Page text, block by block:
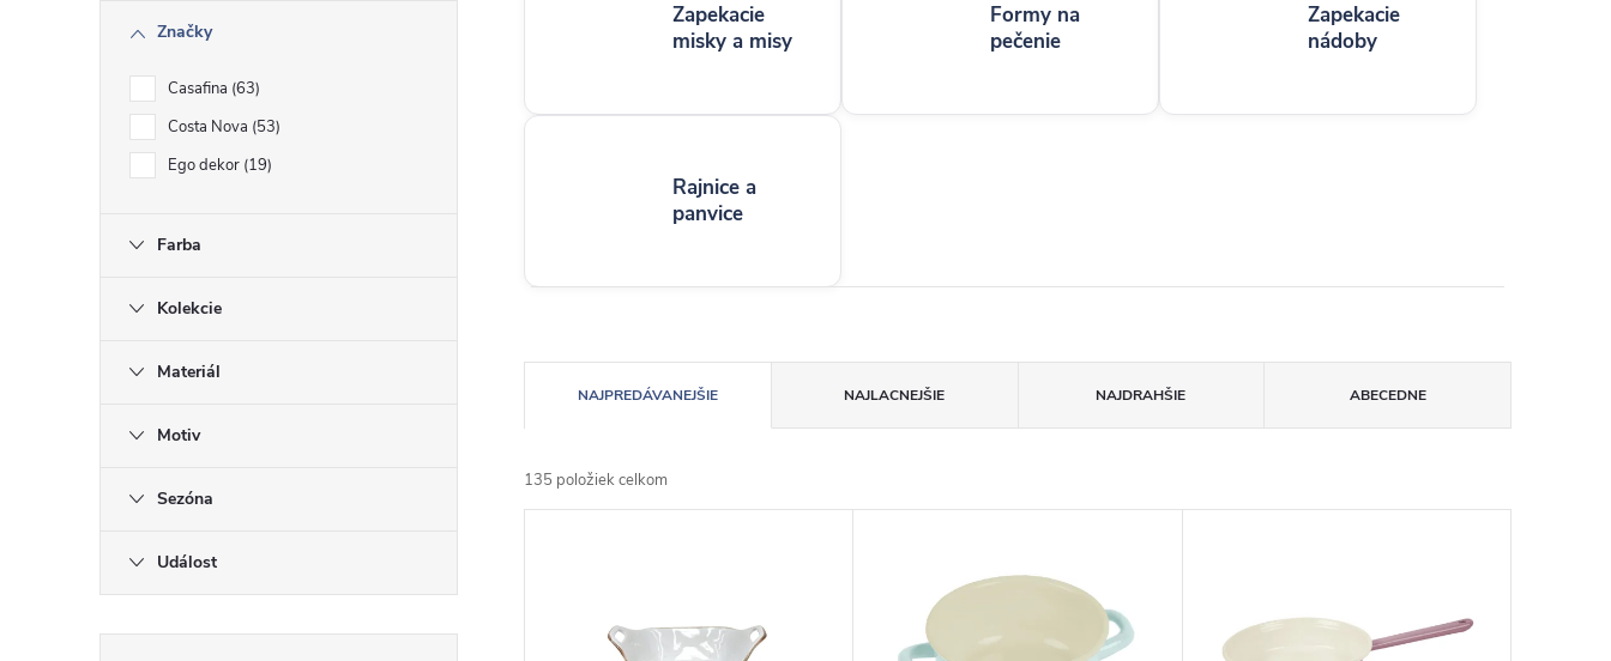
Značky
Casafina 63
Costa Nova 53
Ego dekor 19
Farba
Kolekcie
Materiál
Motiv
Sezóna
Událost
Zapekacie
misky a misy
Formy na
pečenie
Zapekacie
nádoby
Rajnice a
panvice
a
d
NAJPREDÁVANEJŠIE NAJLACNEJŠIE NAJDRAHŠIE ABECEDNE
135 položiek celkom